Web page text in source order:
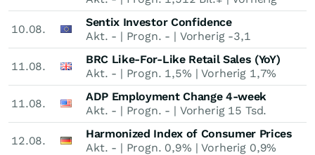
3,968 Bil.¥
10.08.
Sentix Investor Confidence
Akt. - | Progn. - | Vorherig -3,1
11.08.
BRC Like-For-Like Retail Sales (YoY)
Akt. - | Progn. 1,5% | Vorherig 1,7%
11.08.
ADP Employment Change 4-week
average
Akt. - | Progn. - | Vorherig 15 Tsd.
12.08.
Harmonized Index of Consumer Prices
(MoM)
Akt. - | Progn. 0,9% | Vorherig 0,9%